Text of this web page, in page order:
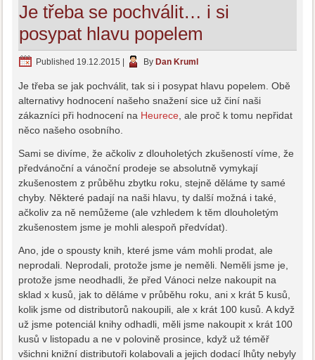
Je třeba se pochválit… i si
posypat hlavu popelem
Published 19.12.2015 | By Dan Kruml
Je třeba se jak pochválit, tak si i posypat hlavu popelem. Obě
alternativy hodnocení našeho snažení sice už činí naši
zákazníci při hodnocení na Heurece , ale proč k tomu nepřidat
něco našeho osobního.
Sami se divíme, že ačkoliv z dlouholetých zkušeností víme, že
předvánoční a vánoční prodeje se absolutně vymykají
zkušenostem z průběhu zbytku roku, stejně děláme ty samé
chyby. Některé padají na naši hlavu, ty další možná i také,
ačkoliv za ně nemůžeme (ale vzhledem k těm dlouholetým
zkušenostem jsme je mohli alespoň předvídat).
Ano, jde o spousty knih, které jsme vám mohli prodat, ale
neprodali. Neprodali, protože jsme je neměli. Neměli jsme je,
protože jsme neodhadli, že před Vánoci nelze nakoupit na
sklad x kusů, jak to děláme v průběhu roku, ani x krát 5 kusů,
kolik jsme od distributorů nakoupili, ale x krát 100 kusů. A když
už jsme potenciál knihy odhadli, měli jsme nakoupit x krát 100
kusů v listopadu a ne v polovině prosince, když už téměř
všichni knižní distributoři kolabovali a jejich dodací lhůty nebyly